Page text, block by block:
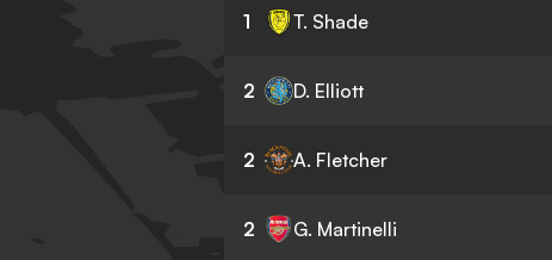
1 T. Shade
2 D. Elliott
2 A. Fletcher
2 G. Martinelli